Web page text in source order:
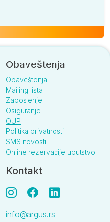
Obaveštenja
Obaveštenja
Mailing lista
Zaposlenje
Osiguranje
OUP
Politika privatnosti
SMS novosti
Online rezervacije uputstvo
Kontakt
info@argus.rs